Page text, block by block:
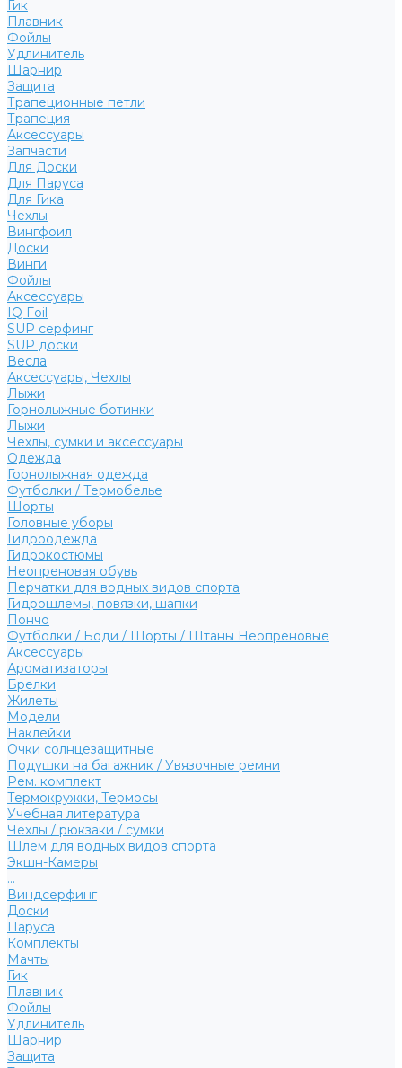
Гик
Плавник
Фойлы
Удлинитель
Шарнир
Защита
Трапеционные петли
Трапеция
Аксессуары
Запчасти
Для Доски
Для Паруса
Для Гика
Чехлы
Вингфоил
Доски
Винги
Фойлы
Аксессуары
IQ Foil
SUP серфинг
SUP доски
Весла
Аксессуары, Чехлы
Лыжи
Горнолыжные ботинки
Лыжи
Чехлы, сумки и аксессуары
Одежда
Горнолыжная одежда
Футболки / Термобелье
Шорты
Головные уборы
Гидроодежда
Гидрокостюмы
Неопреновая обувь
Перчатки для водных видов спорта
Гидрошлемы, повязки, шапки
Пончо
Футболки / Боди / Шорты / Штаны Неопреновые
Аксессуары
Ароматизаторы
Брелки
Жилеты
Модели
Наклейки
Очки солнцезащитные
Подушки на багажник / Увязочные ремни
Рем. комплект
Термокружки, Термосы
Учебная литература
Чехлы / рюкзаки / сумки
Шлем для водных видов спорта
Экшн-Камеры
...
Виндсерфинг
Доски
Паруса
Комплекты
Мачты
Гик
Плавник
Фойлы
Удлинитель
Шарнир
Защита